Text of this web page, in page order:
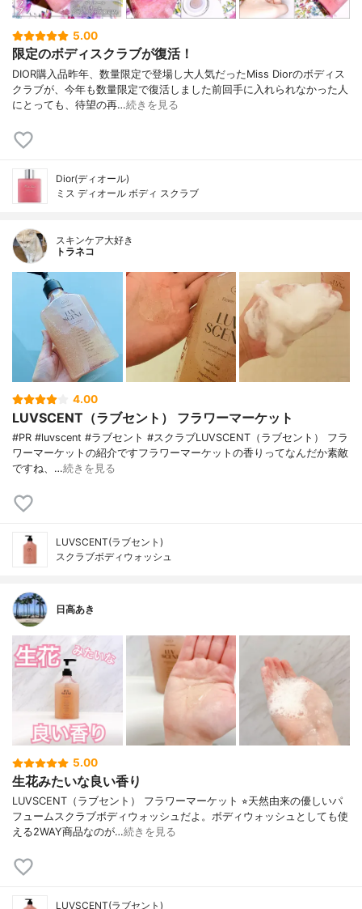
5.00
限定のボディスクラブが復活！
DIOR購入品昨年、数量限定で登場し大人気だったMiss Diorのボディス
クラブが、今年も数量限定で復活しました前回手に入れられなかった人
にとっても、待望の再…続きを見る
Dior(ディオール)
ミス ディオール ボディ スクラブ
スキンケア大好き
トラネコ
4.00
LUVSCENT（ラブセント） フラワーマーケット
#PR #luvscent #ラブセント #スクラブLUVSCENT（ラブセント） フラ
ワーマーケットの紹介ですフラワーマーケットの香りってなんだか素敵
ですね、…続きを見る
LUVSCENT(ラブセント)
スクラブボディウォッシュ
日高あき
5.00
生花みたいな良い香り
LUVSCENT（ラブセント） フラワーマーケット ⭐︎天然由来の優しいパ
フュームスクラブボディウォッシュだよ。ボディウォッシュとしても使
える2WAY商品なのが…続きを見る
LUVSCENT(ラブセント)